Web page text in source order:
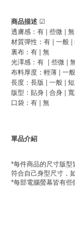
商品描述 ☑
透膚感：有 | 些微 | 無
材質彈性：有 | 一般 |
裏布： 有 | 無
光澤感：有 | 些微 |
布料厚度： 輕薄 | 一般
長度： 長版 | 一般 |
版型：貼身 | 合身 |
口袋：有 | 無
單品介紹
*每件商品的尺寸版
符合自己身型尺寸，
*每部電腦螢幕皆有